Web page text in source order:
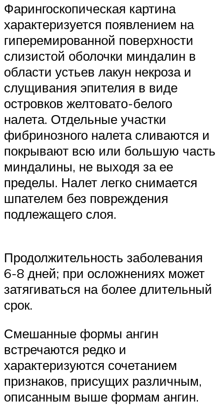
Фарингоскопическая картина
характеризуется появлением на
гиперемированной поверхности
слизистой оболочки миндалин в
области устьев лакун некроза и
слущивания эпителия в виде
островков желтовато-белого
налета. Отдельные участки
фибринозного налета сливаются и
покрывают всю или большую часть
миндалины, не выходя за ее
пределы. Налет легко снимается
шпателем без повреждения
подлежащего слоя.
Продолжительность заболевания
6-8 дней; при осложнениях может
затягиваться на более длительный
срок.
Смешанные формы ангин
встречаются редко и
характеризуются сочетанием
признаков, присущих различным,
описанным выше формам ангин.